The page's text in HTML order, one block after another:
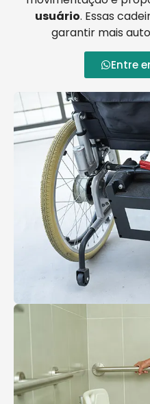
usuário. Essas
garantir mais
Entre